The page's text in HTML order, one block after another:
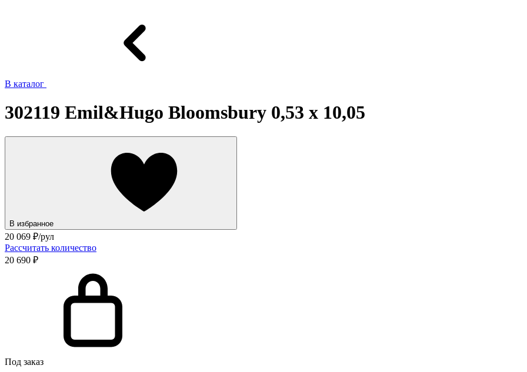
В каталог
302119 Emil&Hugo Bloomsbury 0,53 x 10,05
В избранное
20 069 ₽/рул
Рассчитать количество
20 690 ₽
Под заказ